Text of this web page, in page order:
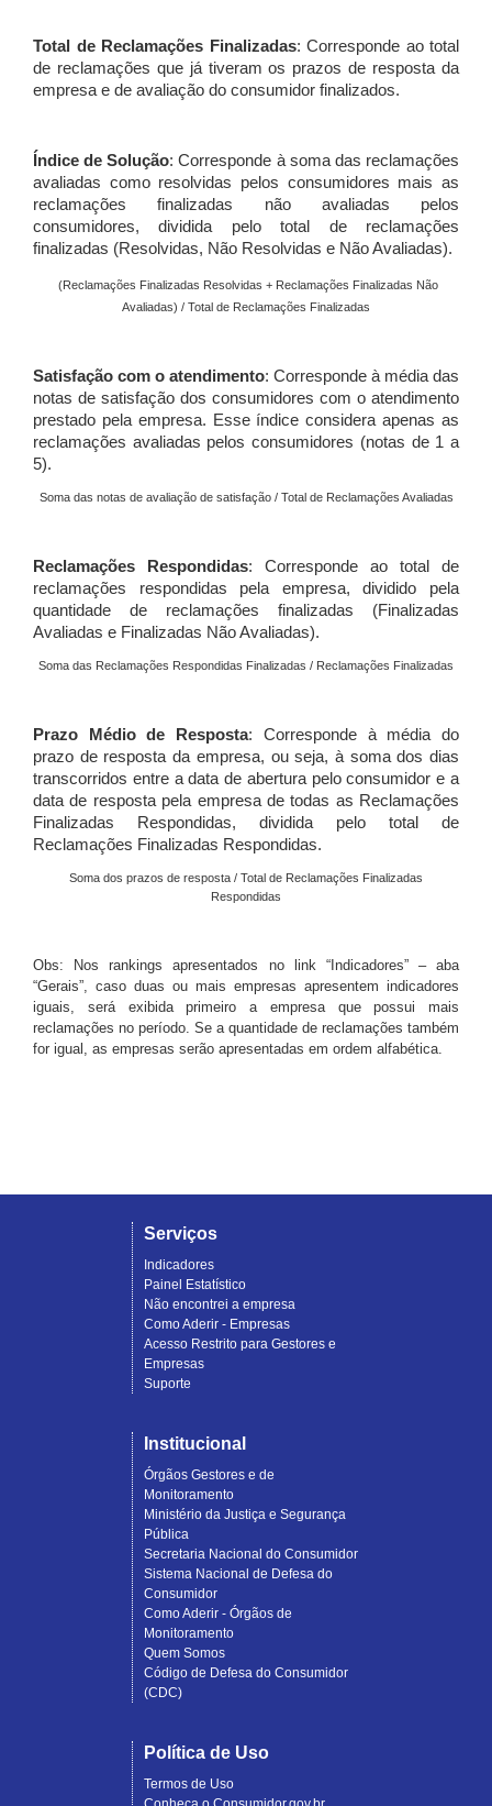
Total de Reclamações Finalizadas: Corresponde ao total
de reclamações que já tiveram os prazos de resposta da
empresa e de avaliação do consumidor finalizados.
Índice de Solução: Corresponde à soma das reclamações
avaliadas como resolvidas pelos consumidores mais as
reclamações finalizadas não avaliadas pelos
consumidores, dividida pelo total de reclamações
finalizadas (Resolvidas, Não Resolvidas e Não Avaliadas).
(Reclamações Finalizadas Resolvidas + Reclamações Finalizadas Não
Avaliadas) / Total de Reclamações Finalizadas
Satisfação com o atendimento: Corresponde à média das
notas de satisfação dos consumidores com o atendimento
prestado pela empresa. Esse índice considera apenas as
reclamações avaliadas pelos consumidores (notas de 1 a
5).
Soma das notas de avaliação de satisfação / Total de Reclamações Avaliadas
Reclamações Respondidas: Corresponde ao total de
reclamações respondidas pela empresa, dividido pela
quantidade de reclamações finalizadas (Finalizadas
Avaliadas e Finalizadas Não Avaliadas).
Soma das Reclamações Respondidas Finalizadas / Reclamações Finalizadas
Prazo Médio de Resposta: Corresponde à média do
prazo de resposta da empresa, ou seja, à soma dos dias
transcorridos entre a data de abertura pelo consumidor e a
data de resposta pela empresa de todas as Reclamações
Finalizadas Respondidas, dividida pelo total de
Reclamações Finalizadas Respondidas.
Soma dos prazos de resposta / Total de Reclamações Finalizadas
Respondidas
Obs: Nos rankings apresentados no link “Indicadores” – aba
“Gerais”, caso duas ou mais empresas apresentem indicadores
iguais, será exibida primeiro a empresa que possui mais
reclamações no período. Se a quantidade de reclamações também
for igual, as empresas serão apresentadas em ordem alfabética.
Serviços
Indicadores
Painel Estatístico
Não encontrei a empresa
Como Aderir - Empresas
Acesso Restrito para Gestores e
Empresas
Suporte
Institucional
Órgãos Gestores e de
Monitoramento
Ministério da Justiça e Segurança
Pública
Secretaria Nacional do Consumidor
Sistema Nacional de Defesa do
Consumidor
Como Aderir - Órgãos de
Monitoramento
Quem Somos
Código de Defesa do Consumidor
(CDC)
Política de Uso
Termos de Uso